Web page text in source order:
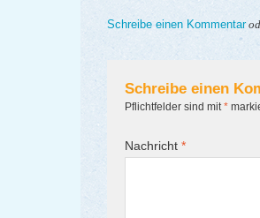
Schreibe einen Kommentar
Schreibe einen
Pflichtfelder sind mit *
Nachricht *